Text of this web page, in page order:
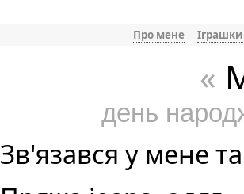
Про мене Іграшки
«
день
Зв'язався у мене